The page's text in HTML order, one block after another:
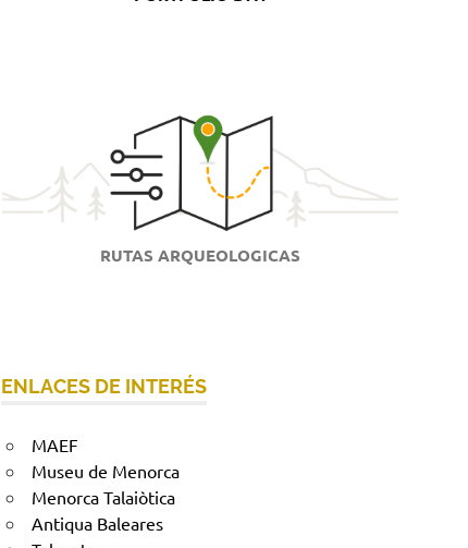
RUTAS ARQUEOLOGICAS
ENLACES DE INTERÉS
MAEF
Museu de Menorca
Menorca Talaiòtica
Antiqua Baleares